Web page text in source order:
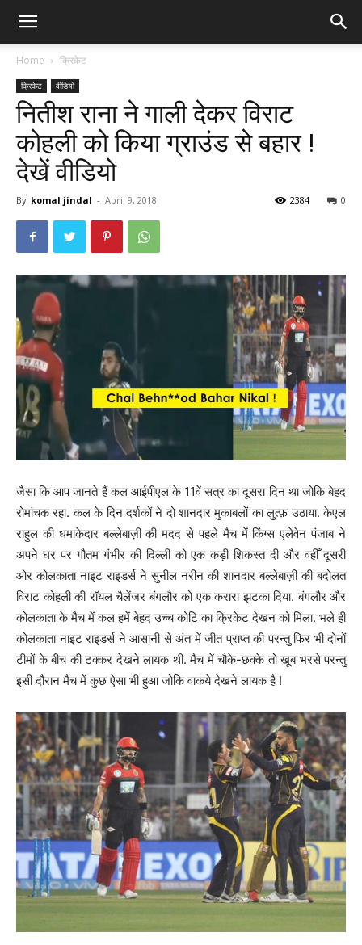
Home क्रिकेट
क्रिकेट वीडियो
नितीश राना ने गाली देकर विराट
कोहली को किया ग्राउंड से बहार !
देखें वीडियो
By komal jindal - April 9, 2018 0
2384
जैसा कि आप जानते हैं कल आईपीएल के 11वें सत्र का दूसरा दिन था जोकि बेहद
रोमांचक रहा. कल के दिन दर्शकों ने दो शानदार मुकाबलों का लुत्फ़ उठाया. केएल
राहुल की धमाकेदार बल्लेबाज़ी की मदद से पहले मैच में किंग्स एलेवेन पंजाब ने
अपने घर पर गौतम गंभीर की दिल्ली को एक कड़ी शिकस्त दी और वहीँ दूसरी
ओर कोलकाता नाइट राइडर्स ने सुनील नरीन की शानदार बल्लेबाज़ी की बदोलत
विराट कोहली की रॉयल चैलेंजर बंगलौर को एक करारा झटका दिया. बंगलौर और
कोलकाता के मैच में कल हमें बेहद उच्च कोटि का क्रिकेट देखन को मिला. भले ही
कोलकाता नाइट राइडर्स ने आसानी से अंत में जीत प्राप्त की परन्तु फिर भी दोनों
टीमों के बीच की टक्कर देखने लायक थी. मैच में चौके-छक्के तो खूब भरसे परन्तु
इसी दौरान मैच में कुछ ऐसा भी हुआ जोकि वाकये देखने लायक है !